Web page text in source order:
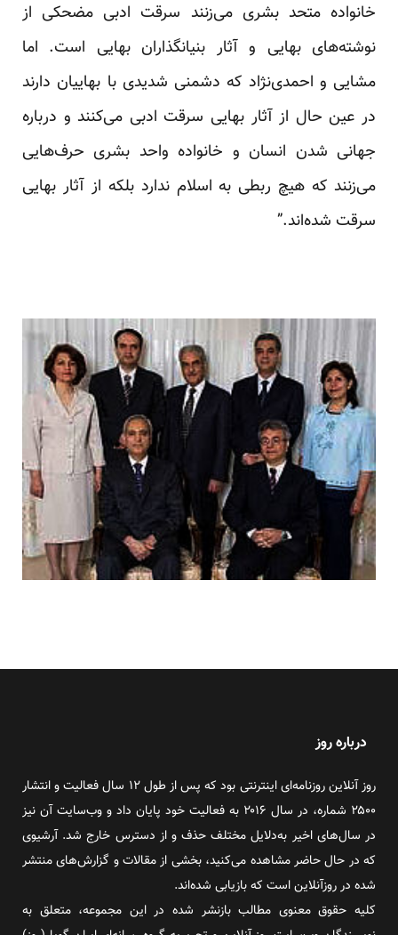
خانواده متحد بشری می‌زنند سرقت ادبی مضحکی از
نوشته‌های بهایی و آثار بنیانگذاران بهایی است. اما
مشایی و احمدی‌نژاد که دشمنی شدیدی با بهاییان دارند
در عین حال از آثار بهایی سرقت ادبی می‌کنند و درباره
جهانی شدن انسان و خانواده واحد بشری حرف‌هایی
می‌زنند که هیچ ربطی به اسلام ندارد بلکه از آثار بهایی
سرقت شده‌اند.”
درباره روز
روز آنلاین روزنامه‌ای اینترنتی بود که پس از طول ۱۲ سال فعالیت و انتشار
۲۵۰۰ شماره، در سال ۲۰۱۶ به فعالیت خود پایان داد و وب‌سایت آن نیز
در سال‌های اخیر به‌دلایل مختلف حذف و از دسترس خارج شد. آرشیوی
که در حال حاضر مشاهده می‌کنید، بخشی از مقالات و گزارش‌های منتشر
شده در روزآنلاین است که بازیابی شده‌اند.
کلیه حقوق معنوی مطالب بازنشر شده در این مجموعه، متعلق به